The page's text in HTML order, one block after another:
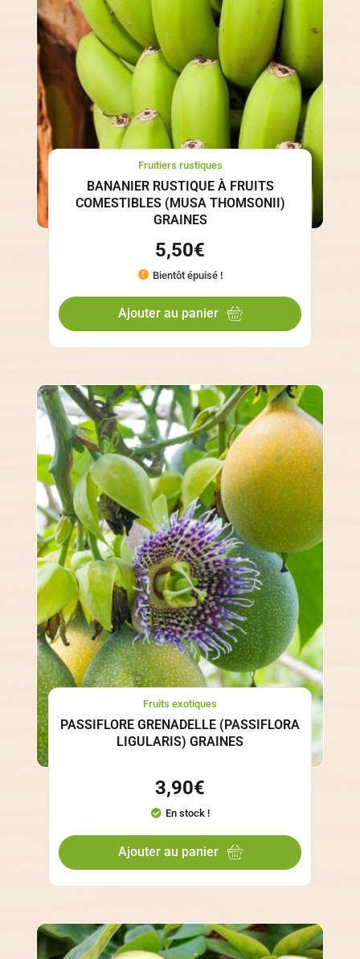
Fruitiers rustiques
BANANIER RUSTIQUE À FRUITS
COMESTIBLES (MUSA THOMSONII)
GRAINES
5,50€
Bientôt épuisé !
Ajouter au panier
Fruits exotiques
PASSIFLORE GRENADELLE (PASSIFLORA
LIGULARIS) GRAINES
3,90€
En stock !
Ajouter au panier